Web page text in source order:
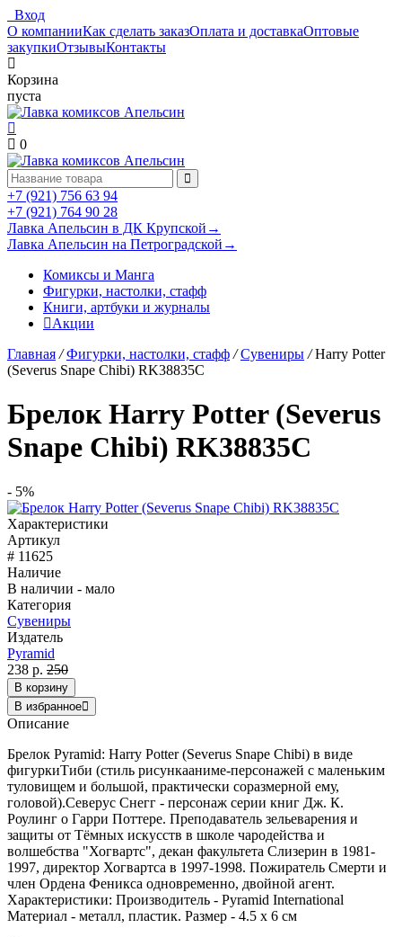
Вход
О компанииКак сделать заказОплата и доставкаОптовые
закупкиОтзывыКонтакты
Корзина
пуста
0
+7 (921) 756 63 94
+7 (921) 764 90 28
Лавка Апельсин в ДК Крупской →
Лавка Апельсин на Петроградской →
Комиксы и Манга
Фигурки, настолки, стафф
Книги, артбуки и журналы
Акции
Главная / Фигурки, настолки, стафф / Сувениры / Harry Potter
(Severus Snape Chibi) RK38835C
Брелок Harry Potter (Severus
Snape Chibi) RK38835C
- 5%
Характеристики
Артикул
# 11625
Наличие
В наличии - мало
Категория
Сувениры
Издатель
Pyramid
238 р. 250
В корзину
В избранное
Описание
Брелок Pyramid: Harry Potter (Severus Snape Chibi) в виде
фигуркиТиби (стиль рисункааниме-персонажей с маленьким
туловищем и большой, практически соразмерной ему,
головой).Северус Снегг - персонаж серии книг Дж. К.
Роулинг о Гарри Поттере. Преподаватель зельеварения и
защиты от Тёмных искусств в школе чародейства и
волшебства "Хогвартс", декан факультета Слизерин в 1981-
1997, директор Хогвартса в 1997-1998. Пожиратель Смерти и
член Ордена Феникса одновременно, двойной агент.
Характеристики: Производитель - Pyramid International
Материал - металл, пластик. Размер - 4.5 x 6 см